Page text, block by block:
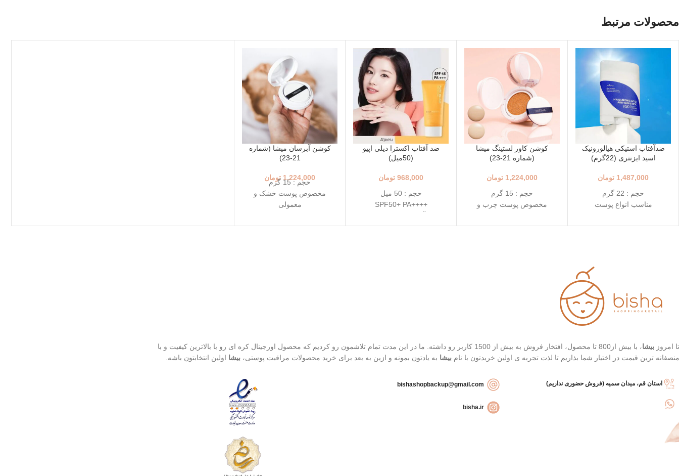
محصولات مرتبط
ضدآفتاب استیکی هیالورونیک
اسید ایزنتری (22گرم)
1,487,000 تومان
حجم : 22 گرم
مناسب انواع پوست
استفاده آسان و قابل حمل
کوشن کاور لستینگ میشا
(شماره 21-23)
1,224,000 تومان
حجم : 15 گرم
مخصوص پوست چرب و
+++SPF50+ PA
ضد آفتاب اکسترا دیلی اپیو
(50میل)
968,000 تومان
حجم : 50 میل
++++SPF50+ PA
انواع پوست
کوشن آبرسان میشا (شماره
21-23)
1,224,000 تومان
حجم : 15 گرم
مخصوص پوست خشک و
معمولی
رنگ 23 (Natural Beige - بژ
تا امروزبیشا
، با بیش از800 تا محصول، افتخار فروش به بیش از 1500 کاربر رو داشته. ما در این مدت تمام تلاشمون رو کردیم که محصول اورجینال کره ای رو با بالاترین کیفیت و با
منصفانه ترین قیمت در اختیار شما بذاریم تا لذت تجربه ی اولین خریدتون با نامبیشا به یادتون بمونه و ازین به بعد برای خرید محصولات مراقبت پوستی،بیشا اولین انتخابتون باشه.
استان قم، میدان سمیه (فروش حضوری نداریم) bishashopbackup@gmail.com
bisha.ir